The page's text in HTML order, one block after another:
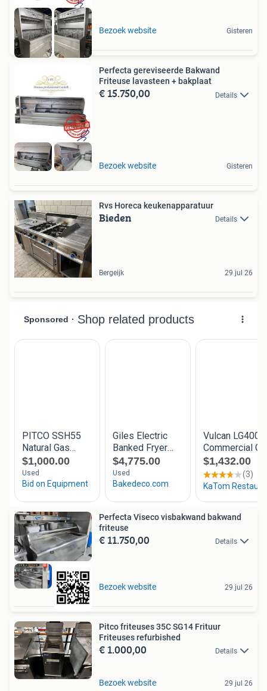
Bezoek website Gisteren
Perfecta gereviseerde Bakwand
Friteuse lavasteen + bakplaat
€ 15.750,00 Details
Bezoek website Gisteren
Rvs Horeca keukenapparatuur
Bieden Details
Bergeijk 29 jul 26
Perfecta Viseco visbakwand bakwand
friteuse
€ 11.750,00 Details
Bezoek website 29 jul 26
Pitco friteuses 35C SG14 Frituur
Friteuses refurbished
€ 1.000,00 Details
Bezoek website 29 jul 26